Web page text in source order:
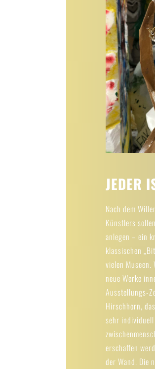
JEDER
Nach dem
Künstlers
anlegen – ein
klassischen
vielen
neue Werke
Ausstellungs-
Hirschhorn,
sehr
erschaffen
der Wand. Die